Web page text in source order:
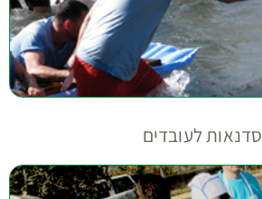
סדנאות לעובדים